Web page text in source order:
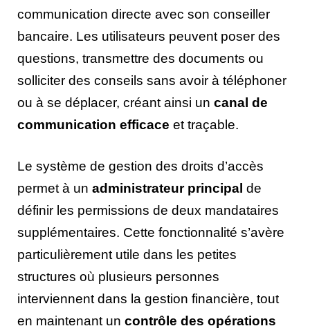
communication directe avec son conseiller
bancaire. Les utilisateurs peuvent poser des
questions, transmettre des documents ou
solliciter des conseils sans avoir à téléphoner
ou à se déplacer, créant ainsi un canal de
communication efficace et traçable.
Le système de gestion des droits d’accès
permet à un administrateur principal de
définir les permissions de deux mandataires
supplémentaires. Cette fonctionnalité s’avère
particulièrement utile dans les petites
structures où plusieurs personnes
interviennent dans la gestion financière, tout
en maintenant un contrôle des opérations